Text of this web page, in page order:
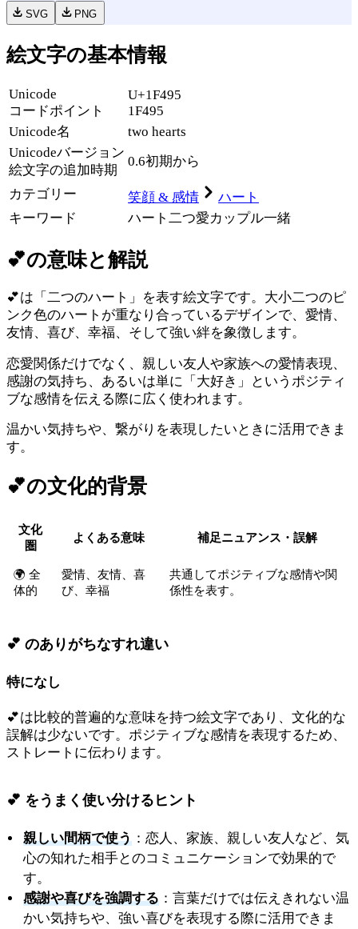
SVG PNG
絵文字の基本情報
Unicode
コードポイント
U+1F495
1F495
Unicode名
two hearts
Unicodeバージョン
絵文字の追加時期
0.6初期から
カテゴリー 笑顔 & 感情
ハート
キーワード
ハート 二つ愛カップル一緒
💕の意味と解説
💕は「二つのハート」を表す絵文字です。大小二つのピ
ンク色のハートが重なり合っているデザインで、愛情、
友情、喜び、幸福、そして強い絆を象徴します。
恋愛関係だけでなく、親しい友人や家族への愛情表現、
感謝の気持ち、あるいは単に「大好き」というポジティ
ブな感情を伝える際に広く使われます。
温かい気持ちや、繋がりを表現したいときに活用できま
す。
💕の文化的背景
文化
圏
よくある意味 補足ニュアンス・誤解
🌍 全
体的
愛情、友情、喜
び、幸福
共通してポジティブな感情や関
係性を表す。
💕 のありがちなすれ違い
特になし
💕は比較的普遍的な意味を持つ絵文字であり、文化的な
誤解は少ないです。ポジティブな感情を表現するため、
ストレートに伝わります。
💕 をうまく使い分けるヒント
親しい間柄で使う ：恋人、家族、親しい友人など、気
心の知れた相手とのコミュニケーションで効果的で
す。
感謝や喜びを強調する ：言葉だけでは伝えきれない温
かい気持ちや、強い喜びを表現する際に活用できま